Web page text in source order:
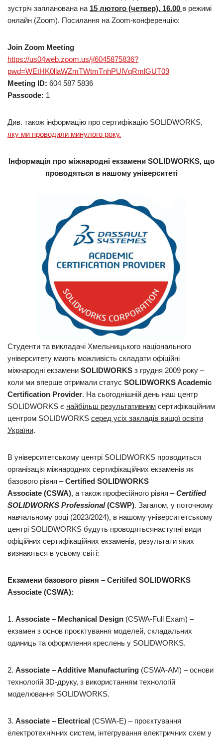
зустріч запланована на 15 лютого (четвер), 16.00 в режимі
онлайн (Zoom). Посилання на Zoom-конференцію:
Join Zoom Meeting
https://us04web.zoom.us/j/6045875836?
pwd=WEtHK0llaWZmTWtmTnhPUlVqRmlGUT09
Meeting ID: 604 587 5836
Passcode: 1
Див. також інформацію про сертифікацію SOLIDWORKS,
яку ми проводили минулого року.
Інформація про міжнародні екзамени SOLIDWORKS, що
проводяться в нашому університеті
Студенти та викладачі Хмельницького національного
університету мають можливість складати офіційні
міжнародні екзамени SOLIDWORKS з грудня 2009 року –
коли ми вперше отримали статус SOLIDWORKS Academic
Certification Provider. На сьогоднішній день наш центр
SOLIDWORKS є найбільш результативним сертифікаційним
центром SOLIDWORKS серед усіх закладів вищої освіти
України.
В університетському центрі SOLIDWORKS проводиться
організація міжнародних сертифікаційних екзаменів як
базового рівня –Certified SOLIDWORKS
Associate (CSWA), а також професійного рівня –Certified
SOLIDWORKS Professional(CSWP). Загалом, у поточному
навчальному році (2023/2024), в нашому університетському
центрі SOLIDWORKS будуть проводятьсянаступні види
офіційних сертифікаційних екзаменів, результати яких
визнаються в усьому світі:
Екзамени базового рівня – Ceritifed SOLIDWORKS
Associate (CSWA):
1. Associate – Mechanical Design (CSWA-Full Exam) –
екзамен з основ проєктування моделей, складальних
одиниць та оформлення креслень у SOLIDWORKS.
2. Associate – Additive Manufacturing (CSWA-AM) – основи
технологій 3D-друку, з використанням технологій
моделювання SOLIDWORKS.
3. Associate – Electrical (CSWA-E) – проєктування
електротехнічних систем, інтегрування електричних схем у